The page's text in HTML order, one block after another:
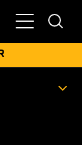
Glavni meni